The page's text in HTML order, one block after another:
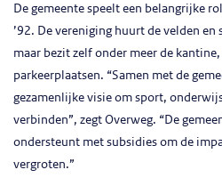
De gemeente speelt een belangrijke
’92. De vereniging huurt de velden
maar bezit zelf onder meer de
parkeerplaatsen. “Samen met de
gezamenlijke visie om sport,
verbinden”, zegt Overweg. “De
ondersteunt met subsidies om de
vergroten.”